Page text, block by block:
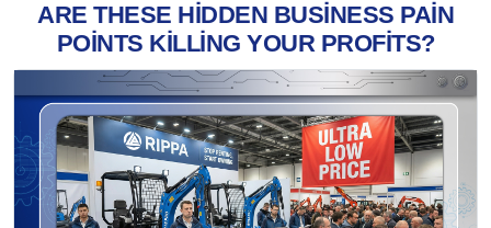
ARE THESE HIDDEN BUSINESS PAIN
POINTS KILLING YOUR PROFITS?